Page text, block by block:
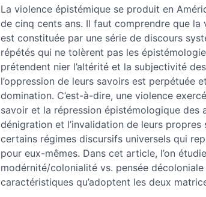
Citer cet article
Auteur
La violence épistémique se produit en
de cinq cents ans. Il faut comprendre que la
est constituée par une série de discours
répétés qui ne tolèrent pas les
prétendent nier l’altérité et la subjectivité
l’oppression de leurs savoirs est perpétuée
domination. C’est-à-dire, une violence
savoir et la répression épistémologique des
dénigration et l’invalidation de leurs
certains régimes discursifs universels qui
pour eux-mêmes. Dans cet article, l’on
modérnité/colonialité vs. pensée décoloniale
caractéristiques qu’adoptent les deux